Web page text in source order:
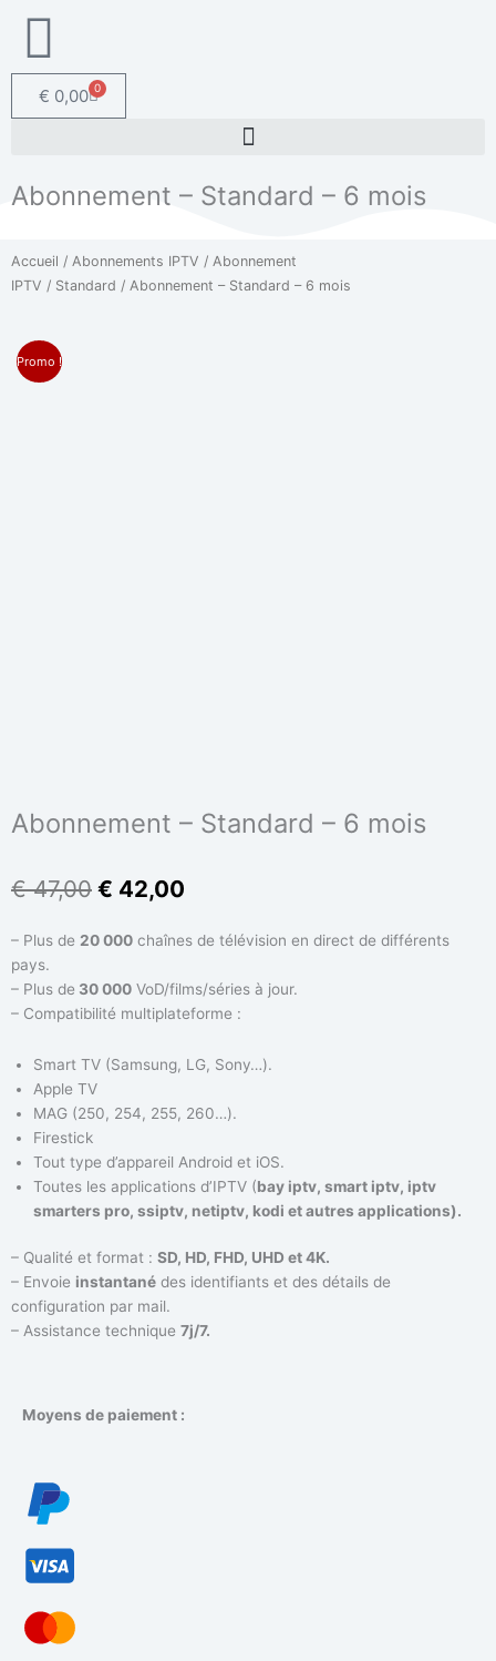
€ 0,00 0
Panier
Abonnement – Standard – 6 mois
Accueil / Abonnements IPTV / Abonnement
IPTV / Standard / Abonnement – Standard – 6 mois
Promo !
Abonnement – Standard – 6 mois
€47,00 Le
initial
€ 47,00.
€ 42,00
actuel
€ 42,00.
– Plus de 20 000 chaînes de télévision en direct de différents
pays.
– Plus de 30 000 VoD/films/séries à jour.
– Compatibilité multiplateforme :
Smart TV (Samsung, LG, Sony…).
Apple TV
MAG (250, 254, 255, 260…).
Firestick
Tout type d’appareil Android et iOS.
Toutes les applications d’IPTV (bay iptv, smart iptv, iptv
smarters pro, ssiptv, netiptv, kodi et autres applications).
– Qualité et format : SD, HD, FHD, UHD et 4K.
– Envoie instantané des identifiants et des détails de
configuration par mail.
– Assistance technique 7j/7.
Moyens de paiement :